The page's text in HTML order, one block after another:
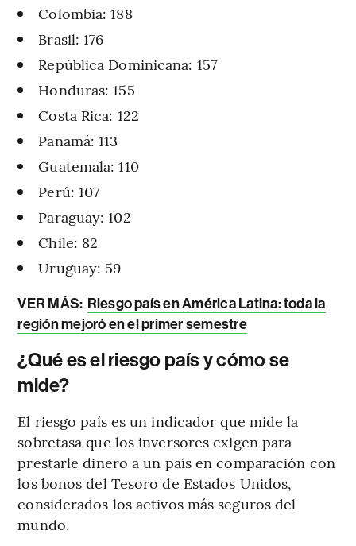
Colombia: 188
Brasil: 176
República Dominicana: 157
Honduras: 155
Costa Rica: 122
Panamá: 113
Guatemala: 110
Perú: 107
Paraguay: 102
Chile: 82
Uruguay: 59
VER MÁS: Riesgo país en América Latina: toda la
región mejoró en el primer semestre
¿Qué es el riesgo país y cómo se
mide?
El riesgo país es un indicador que mide la
sobretasa que los inversores exigen para
prestarle dinero a un país en comparación con
los bonos del Tesoro de Estados Unidos,
considerados los activos más seguros del
mundo.